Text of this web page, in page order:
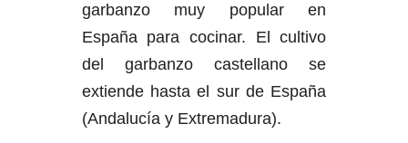
garbanzo muy popular en
España para cocinar. El cultivo
del garbanzo castellano se
extiende hasta el sur de España
(Andalucía y Extremadura).